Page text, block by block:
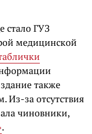
стало ГУЗ
медицинской
также
Из-за отсутствия
чиновники,
.